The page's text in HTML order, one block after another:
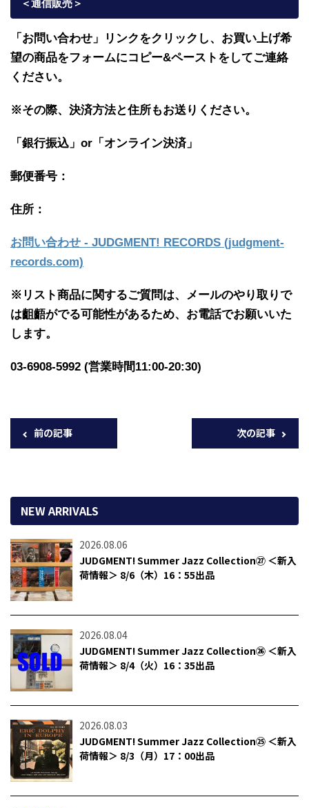
＜通信販売＞
「お問い合わせ」リンクをクリックし、 お買い上げ希
望の商品をフォームにコピー&ペーストをしてご連絡
ください。
※その際、決済方法と住所もお送りください。
「銀行振込」or「 オンライン決済」
郵便番号：
住所：
お問い合わせ - JUDGMENT! RECORDS (judgment-
records.com)
※リスト商品に関するご質問は、メールのやり取りで
は齟齬がでる可能性があるため、お電話でお願いいた
します。
03-6908-5992 (営業時間11:00-20:30)
前の記事 次の記事
NEW ARRIVALS
2026.08.06
JUDGMENT! Summer Jazz Collection㉗ ＜新入
荷情報＞ 8/6（木）16：55出品
2026.08.04
JUDGMENT! Summer Jazz Collection㉖ ＜新入
荷情報＞ 8/4（火）16：35出品
2026.08.03
JUDGMENT! Summer Jazz Collection㉕ ＜新入
荷情報＞ 8/3（月）17：00出品